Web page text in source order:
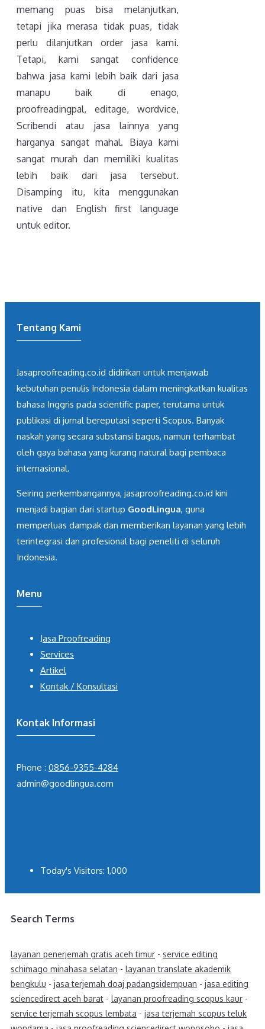
memang puas bisa melanjutkan,
tetapi jika merasa tidak puas, tidak
perlu dilanjutkan order jasa kami.
Tetapi, kami sangat confidence
bahwa jasa kami lebih baik dari jasa
manapu baik di enago,
proofreadingpal, editage, wordvice,
Scribendi atau jasa lainnya yang
harganya sangat mahal. Biaya kami
sangat murah dan memiliki kualitas
lebih baik dari jasa tersebut.
Disamping itu, kita menggunakan
native dan English first language
untuk editor.
Tentang Kami
Jasaproofreading.co.id didirikan untuk menjawab
kebutuhan penulis Indonesia dalam meningkatkan kualitas
bahasa Inggris pada scientific paper, terutama untuk
publikasi di jurnal bereputasi seperti Scopus. Banyak
naskah yang secara substansi bagus, namun terhambat
oleh gaya bahasa yang kurang natural bagi pembaca
internasional.
Seiring perkembangannya, jasaproofreading.co.id kini
menjadi bagian dari startup GoodLingua, guna
memperluas dampak dan memberikan layanan yang lebih
terintegrasi dan profesional bagi peneliti di seluruh
Indonesia.
Menu
Jasa Proofreading
Services
Artikel
Kontak / Konsultasi
Kontak Informasi
Phone : 0856-9355-4284
admin@goodlingua.com
Today's Visitors: 1,000
Search Terms
layanan penerjemah gratis aceh timur - service editing
schimago minahasa selatan - layanan translate akademik
bengkulu - jasa terjemah doaj padangsidempuan - jasa editing
sciencedirect aceh barat - layanan proofreading scopus kaur -
service terjemah scopus lembata - jasa terjemah scopus teluk